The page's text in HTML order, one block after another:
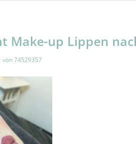
Make-up Lippen
von74529357